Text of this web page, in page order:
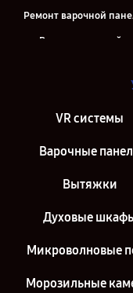
Ремонт варочной
Ремонт варочной
VR системы
Варочные
Вытяжки
Духовые
Микроволновые
Морозильные